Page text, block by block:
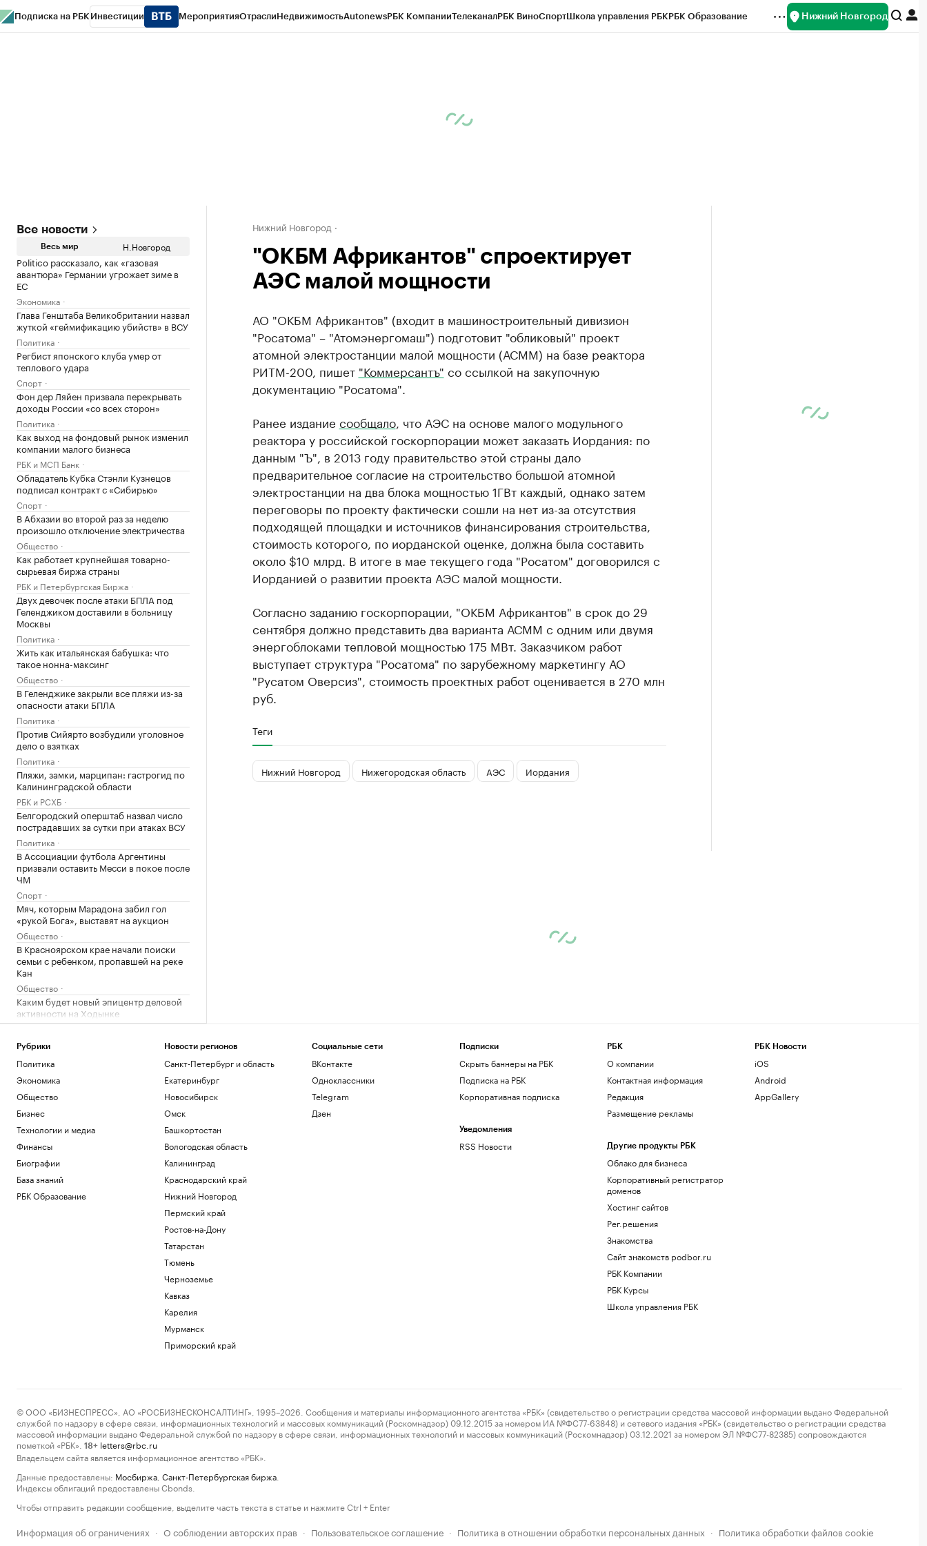
Подписка на РБК Инвестиции МероприятияОтраслиНедвижимостьAutonewsРБК КомпанииТелеканалРБК ВиноСпортШкола управления РБКРБК Образование Нижний Новгород
Все новости
Весь мир Н.Новгород
Politico рассказало, как «газовая
авантюра» Германии угрожает зиме в
ЕС
Экономика
Глава Генштаба Великобритании назвал
жуткой «геймификацию убийств» в ВСУ
Политика
Регбист японского клуба умер от
теплового удара
Спорт
Фон дер Ляйен призвала перекрывать
доходы России «со всех сторон»
Политика
Как выход на фондовый рынок изменил
компании малого бизнеса
РБК и МСП Банк
Обладатель Кубка Стэнли Кузнецов
подписал контракт с «Сибирью»
Спорт
В Абхазии во второй раз за неделю
произошло отключение электричества
Общество
Как работает крупнейшая товарно-
сырьевая биржа страны
РБК и Петербургская Биржа
Двух девочек после атаки БПЛА под
Геленджиком доставили в больницу
Москвы
Политика
Жить как итальянская бабушка: что
такое нонна-максинг
Общество
В Геленджике закрыли все пляжи из-за
опасности атаки БПЛА
Политика
Против Сийярто возбудили уголовное
дело о взятках
Политика
Пляжи, замки, марципан: гастрогид по
Калининградской области
РБК и РСХБ
Белгородский оперштаб назвал число
пострадавших за сутки при атаках ВСУ
Политика
В Ассоциации футбола Аргентины
призвали оставить Месси в покое после
ЧМ
Спорт
Мяч, которым Марадона забил гол
«рукой Бога», выставят на аукцион
Общество
В Красноярском крае начали поиски
семьи с ребенком, пропавшей на реке
Кан
Общество
Каким будет новый эпицентр деловой
активности на Ходынке
РБК и Stone
Венесуэлу охватили протесты из-за
ежедневных отключений
электроэнергии
Политика
Собянин показал кадры с почти 2 тыс.
БПЛА, летевшими к Москве за неделю
Политика
Нижний Новгород
"ОКБМ Африкантов" спроектирует
АЭС малой мощности
АО "ОКБМ Африкантов" (входит в машиностроительный дивизион
"Росатома" – "Атомэнергомаш") подготовит "обликовый" проект
атомной электростанции малой мощности (АСММ) на базе реактора
РИТМ-200, пишет "Коммерсантъ" со ссылкой на закупочную
документацию "Росатома".
Ранее издание сообщало, что АЭС на основе малого модульного
реактора у российской госкорпорации может заказать Иордания: по
данным "Ъ", в 2013 году правительство этой страны дало
предварительное согласие на строительство большой атомной
электростанции на два блока мощностью 1ГВт каждый, однако затем
переговоры по проекту фактически сошли на нет из-за отсутствия
подходящей площадки и источников финансирования строительства,
стоимость которого, по иорданской оценке, должна была составить
около $10 млрд. В итоге в мае текущего года "Росатом" договорился с
Иорданией о развитии проекта АЭС малой мощности.
Согласно заданию госкорпорации, "ОКБМ Африкантов" в срок до 29
сентября должно представить два варианта АСММ с одним или двумя
энергоблоками тепловой мощностью 175 МВт. Заказчиком работ
выступает структура "Росатома" по зарубежному маркетингу АО
"Русатом Оверсиз", стоимость проектных работ оценивается в 270 млн
руб.
Теги
Нижний Новгород Нижегородская область АЭС Иордания
Рубрики
Политика
Экономика
Общество
Бизнес
Технологии и медиа
Финансы
Биографии
База знаний
РБК Образование
Новости регионов
Санкт-Петербург и область
Екатеринбург
Новосибирск
Омск
Башкортостан
Вологодская область
Калининград
Краснодарский край
Нижний Новгород
Пермский край
Ростов-на-Дону
Татарстан
Тюмень
Черноземье
Кавказ
Карелия
Мурманск
Приморский край
Социальные сети
ВКонтакте
Одноклассники
Telegram
Дзен
Подписки
Скрыть баннеры на РБК
Подписка на РБК
Корпоративная подписка
Уведомления
RSS Новости
РБК
О компании
Контактная информация
Редакция
Размещение рекламы
Другие продукты РБК
Облако для бизнеса
Корпоративный регистратор
доменов
Хостинг сайтов
Рег.решения
Знакомства
Сайт знакомств podbor.ru
РБК Компании
РБК Курсы
Школа управления РБК
РБК Новости
iOS
Android
AppGallery
© ООО «БИЗНЕСПРЕСС», АО «РОСБИЗНЕСКОНСАЛТИНГ», 1995–2026. Сообщения и материалы информационного агентства «РБК» (свидетельство о регистрации средства массовой информации выдано Федеральной
службой по надзору в сфере связи, информационных технологий и массовых коммуникаций (Роскомнадзор) 09.12.2015 за номером ИА №ФС77-63848) и сетевого издания «РБК» (свидетельство о регистрации средства
массовой информации выдано Федеральной службой по надзору в сфере связи, информационных технологий и массовых коммуникаций (Роскомнадзор) 03.12.2021 за номером ЭЛ №ФС77-82385) сопровождаются
пометкой «РБК».
18+ letters@rbc.ru
Владельцем сайта является информационное агентство «РБК».
Данные предоставлены: Мосбиржа Санкт-Петербургская биржа
Индексы облигаций предоставлены Cbonds.
Чтобы отправить редакции сообщение, выделите часть текста в статье и нажмите Ctrl + Enter
Информация об ограничениях · О соблюдении авторских прав · Пользовательское соглашение · Политика в отношении обработки персональных данных · Политика обработки файлов cookie